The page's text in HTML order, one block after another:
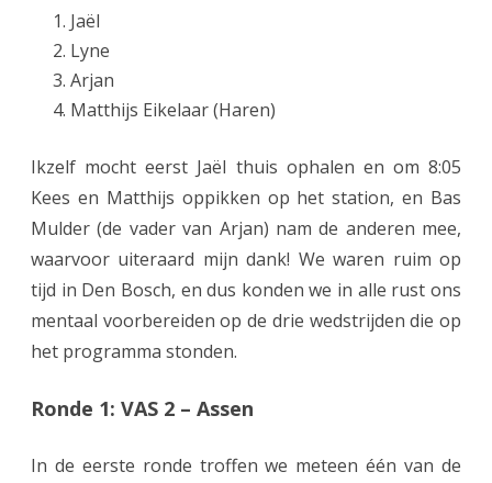
:
n
t
g
e
e
n
%
Jaël
Lyne
Arjan
Matthijs Eikelaar (Haren)
Ikzelf mocht eerst Jaël thuis ophalen en om 8:05
Kees en Matthijs oppikken op het station, en Bas
Mulder (de vader van Arjan) nam de anderen mee,
waarvoor uiteraard mijn dank! We waren ruim op
tijd in Den Bosch, en dus konden we in alle rust ons
mentaal voorbereiden op de drie wedstrijden die op
het programma stonden.
Ronde 1: VAS 2 – Assen
In de eerste ronde troffen we meteen één van de